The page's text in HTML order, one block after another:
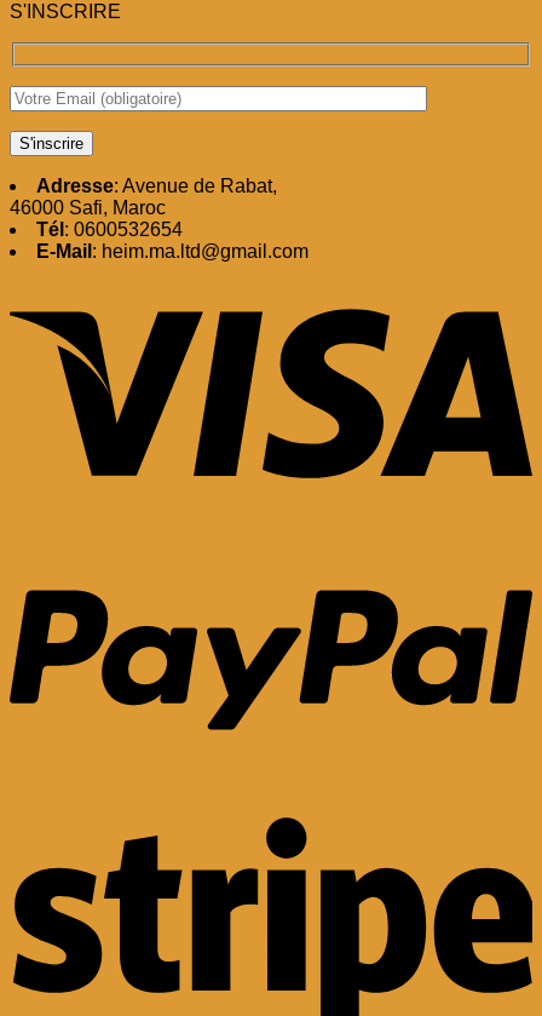
S'INSCRIRE
Adresse: Avenue de Rabat,
46000 Safi, Maroc
Tél : 0600532654
E-Mail : heim.ma.ltd@gmail.com